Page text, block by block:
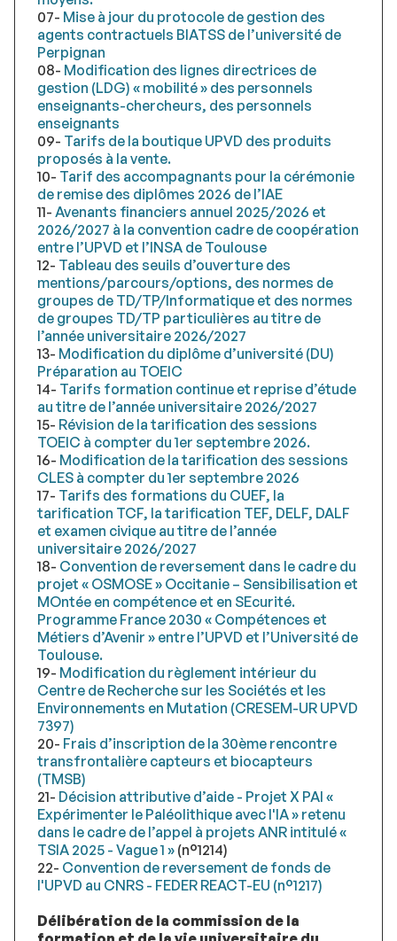
07- Mise à jour du protocole de gestion des
agents contractuels BIATSS de l’université de
Perpignan
08- Modification des lignes directrices de
gestion (LDG) « mobilité » des personnels
enseignants-chercheurs, des personnels
enseignants
09- Tarifs de la boutique UPVD des produits
proposés à la vente.
10- Tarif des accompagnants pour la cérémonie
de remise des diplômes 2026 de l’IAE
11- Avenants financiers annuel 2025/2026 et
2026/2027 à la convention cadre de coopération
entre l’UPVD et l’INSA de Toulouse
12- Tableau des seuils d’ouverture des
mentions/parcours/options, des normes de
groupes de TD/TP/Informatique et des normes
de groupes TD/TP particulières au titre de
l’année universitaire 2026/2027
13- Modification du diplôme d’université (DU)
Préparation au TOEIC
14- Tarifs formation continue et reprise d’étude
au titre de l’année universitaire 2026/2027
15- Révision de la tarification des sessions
TOEIC à compter du 1er septembre 2026.
16- Modification de la tarification des sessions
CLES à compter du 1er septembre 2026
17- Tarifs des formations du CUEF, la
tarification TCF, la tarification TEF, DELF, DALF
et examen civique au titre de l’année
universitaire 2026/2027
18- Convention de reversement dans le cadre du
projet « OSMOSE » Occitanie – Sensibilisation et
MOntée en compétence et en SEcurité.
Programme France 2030 « Compétences et
Métiers d’Avenir » entre l’UPVD et l’Université de
Toulouse.
19- Modification du règlement intérieur du
Centre de Recherche sur les Sociétés et les
Environnements en Mutation (CRESEM-UR UPVD
7397)
20- Frais d’inscription de la 30ème rencontre
transfrontalière capteurs et biocapteurs
(TMSB)
21- Décision attributive d’aide - Projet X PAI «
Expérimenter le Paléolithique avec l'IA » retenu
dans le cadre de l’appel à projets ANR intitulé «
TSIA 2025 - Vague 1 » (n°1214)
22- Convention de reversement de fonds de
l'UPVD au CNRS - FEDER REACT-EU (n°1217)
Délibération de la commission de la